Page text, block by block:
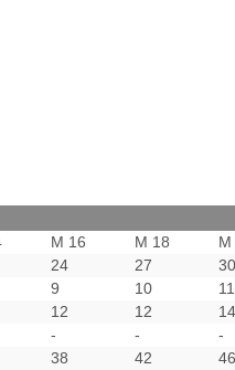
M 16 M 18
24 27 30
9 10 11
12 12 14
- - -
38 42 46